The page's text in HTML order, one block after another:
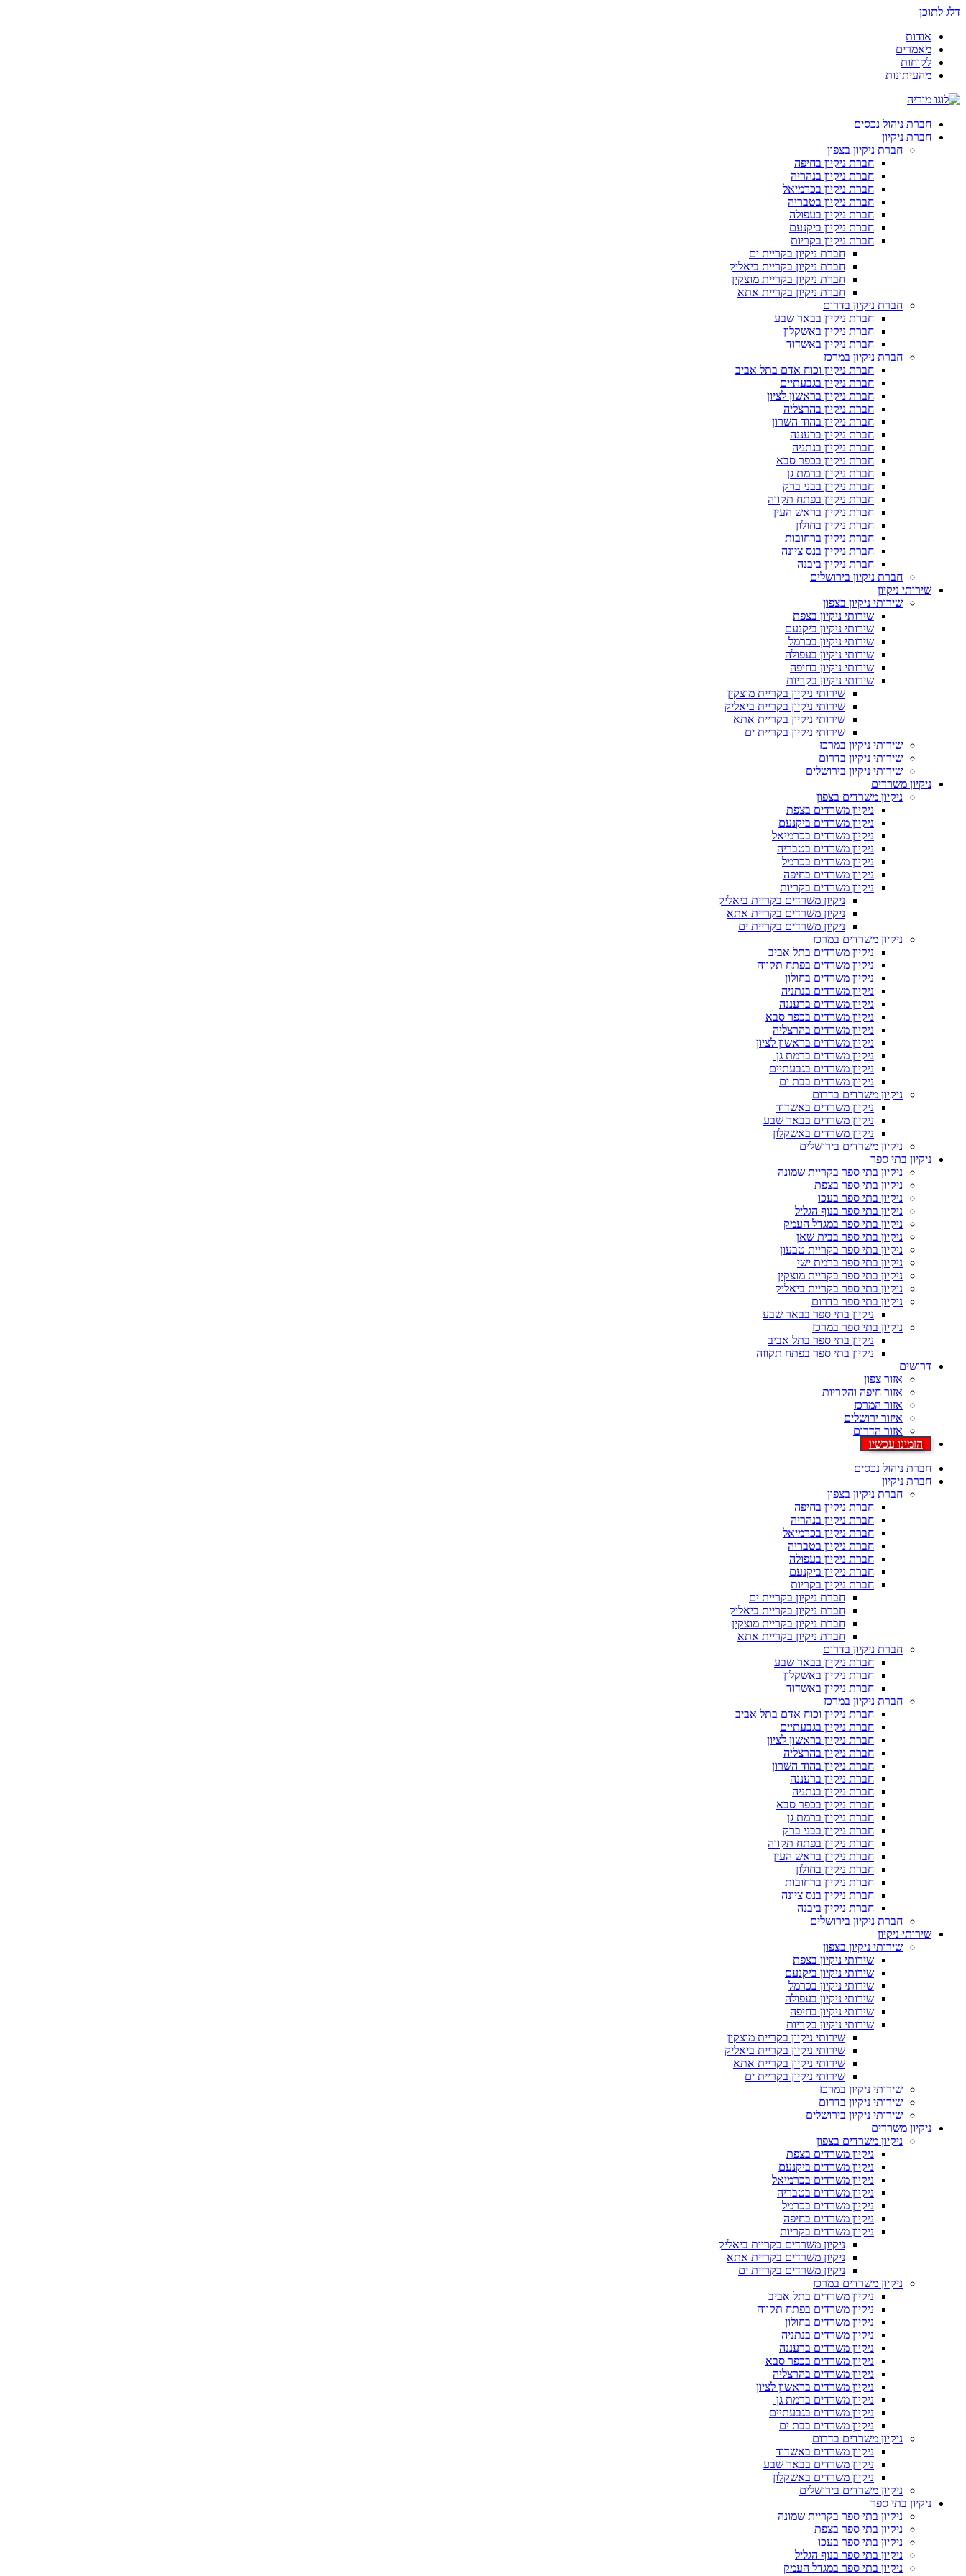
דלג לתוכן
אודות
מאמרים
לקוחות
מהעיתונות
חברת ניהול נכסים
חברת ניקיון
חברת ניקיון בצפון
חברת ניקיון בחיפה
חברת ניקיון בנהריה
חברת ניקיון בכרמיאל
חברת ניקיון בטבריה
חברת ניקיון בעפולה
חברת ניקיון ביקנעם
חברת ניקיון בקריות
חברת ניקיון בקריית ים
חברת ניקיון בקריית ביאליק
חברת ניקיון בקריית מוצקין
חברת ניקיון בקריית אתא
חברת ניקיון בדרום
חברת ניקיון בבאר שבע
חברת ניקיון באשקלון
חברת ניקיון באשדוד
חברת ניקיון במרכז
חברת ניקיון וכוח אדם בתל אביב
חברת ניקיון בגבעתיים
חברת ניקיון בראשון לציון
חברת ניקיון בהרצליה
חברת ניקיון בהוד השרון
חברת ניקיון ברעננה
חברת ניקיון בנתניה
חברת ניקיון בכפר סבא
חברת ניקיון ברמת גן
חברת ניקיון בבני ברק
חברת ניקיון בפתח תקווה
חברת ניקיון בראש העין
חברת ניקיון בחולון
חברת ניקיון ברחובות
חברת ניקיון בנס ציונה
חברת ניקיון ביבנה
חברת ניקיון בירושלים
שירותי ניקיון
שירותי ניקיון בצפון
שירותי ניקיון בצפת
שירותי ניקיון ביקנעם
שירותי ניקיון בכרמל
שירותי ניקיון בעפולה
שירותי ניקיון בחיפה
שירותי ניקיון בקריות
שירותי ניקיון בקריית מוצקין
שירותי ניקיון בקריית ביאליק
שירותי ניקיון בקריית אתא
שירותי ניקיון בקריית ים
שירותי ניקיון במרכז
שירותי ניקיון בדרום
שירותי ניקיון בירושלים
ניקיון משרדים
ניקיון משרדים בצפון
ניקיון משרדים בצפת
ניקיון משרדים ביקנעם
ניקיון משרדים בכרמיאל
ניקיון משרדים בטבריה
ניקיון משרדים בכרמל
ניקיון משרדים בחיפה
ניקיון משרדים בקריות
ניקיון משרדים בקריית ביאליק
ניקיון משרדים בקריית אתא
ניקיון משרדים בקריית ים
ניקיון משרדים במרכז
ניקיון משרדים בתל אביב
ניקיון משרדים בפתח תקווה
ניקיון משרדים בחולון
ניקיון משרדים בנתניה
ניקיון משרדים ברעננה
ניקיון משרדים בכפר סבא
ניקיון משרדים בהרצליה
ניקיון משרדים בראשון לציון
ניקיון משרדים ברמת גן
ניקיון משרדים בגבעתיים
ניקיון משרדים בבת ים
ניקיון משרדים בדרום
ניקיון משרדים באשדוד
ניקיון משרדים בבאר שבע
ניקיון משרדים באשקלון
ניקיון משרדים בירושלים
ניקיון בתי ספר
ניקיון בתי ספר בקריית שמונה
ניקיון בתי ספר בצפת
ניקיון בתי ספר בעכו
ניקיון בתי ספר בנוף הגליל
ניקיון בתי ספר במגדל העמק
ניקיון בתי ספר בבית שאן
ניקיון בתי ספר בקריית טבעון
ניקיון בתי ספר ברמת ישי
ניקיון בתי ספר בקריית מוצקין
ניקיון בתי ספר בקריית ביאליק
ניקיון בתי ספר בדרום
ניקיון בתי ספר בבאר שבע
ניקיון בתי ספר במרכז
ניקיון בתי ספר בתל אביב
ניקיון בתי ספר בפתח תקווה
דרושים
אזור צפון
אזור חיפה והקריות
אזור המרכז
איזור ירושלים
אזור הדרום
הזמינו עכשיו
חברת ניהול נכסים
חברת ניקיון
חברת ניקיון בצפון
חברת ניקיון בחיפה
חברת ניקיון בנהריה
חברת ניקיון בכרמיאל
חברת ניקיון בטבריה
חברת ניקיון בעפולה
חברת ניקיון ביקנעם
חברת ניקיון בקריות
חברת ניקיון בקריית ים
חברת ניקיון בקריית ביאליק
חברת ניקיון בקריית מוצקין
חברת ניקיון בקריית אתא
חברת ניקיון בדרום
חברת ניקיון בבאר שבע
חברת ניקיון באשקלון
חברת ניקיון באשדוד
חברת ניקיון במרכז
חברת ניקיון וכוח אדם בתל אביב
חברת ניקיון בגבעתיים
חברת ניקיון בראשון לציון
חברת ניקיון בהרצליה
חברת ניקיון בהוד השרון
חברת ניקיון ברעננה
חברת ניקיון בנתניה
חברת ניקיון בכפר סבא
חברת ניקיון ברמת גן
חברת ניקיון בבני ברק
חברת ניקיון בפתח תקווה
חברת ניקיון בראש העין
חברת ניקיון בחולון
חברת ניקיון ברחובות
חברת ניקיון בנס ציונה
חברת ניקיון ביבנה
חברת ניקיון בירושלים
שירותי ניקיון
שירותי ניקיון בצפון
שירותי ניקיון בצפת
שירותי ניקיון ביקנעם
שירותי ניקיון בכרמל
שירותי ניקיון בעפולה
שירותי ניקיון בחיפה
שירותי ניקיון בקריות
שירותי ניקיון בקריית מוצקין
שירותי ניקיון בקריית ביאליק
שירותי ניקיון בקריית אתא
שירותי ניקיון בקריית ים
שירותי ניקיון במרכז
שירותי ניקיון בדרום
שירותי ניקיון בירושלים
ניקיון משרדים
ניקיון משרדים בצפון
ניקיון משרדים בצפת
ניקיון משרדים ביקנעם
ניקיון משרדים בכרמיאל
ניקיון משרדים בטבריה
ניקיון משרדים בכרמל
ניקיון משרדים בחיפה
ניקיון משרדים בקריות
ניקיון משרדים בקריית ביאליק
ניקיון משרדים בקריית אתא
ניקיון משרדים בקריית ים
ניקיון משרדים במרכז
ניקיון משרדים בתל אביב
ניקיון משרדים בפתח תקווה
ניקיון משרדים בחולון
ניקיון משרדים בנתניה
ניקיון משרדים ברעננה
ניקיון משרדים בכפר סבא
ניקיון משרדים בהרצליה
ניקיון משרדים בראשון לציון
ניקיון משרדים ברמת גן
ניקיון משרדים בגבעתיים
ניקיון משרדים בבת ים
ניקיון משרדים בדרום
ניקיון משרדים באשדוד
ניקיון משרדים בבאר שבע
ניקיון משרדים באשקלון
ניקיון משרדים בירושלים
ניקיון בתי ספר
ניקיון בתי ספר בקריית שמונה
ניקיון בתי ספר בצפת
ניקיון בתי ספר בעכו
ניקיון בתי ספר בנוף הגליל
ניקיון בתי ספר במגדל העמק